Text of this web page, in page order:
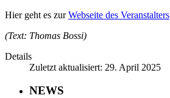
Hier geht es zurWebseite des Veranstalters
(Text: Thomas Bossi)
Details
Zuletzt aktualisiert: 29. April 2025
NEWS